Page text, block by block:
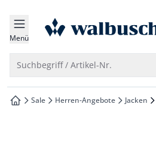
springen
springen
springen
springen
Menü zur Startseite
Suchbegriff / Artikel-Nr.
zur Startseite
Sale Herren-Angebote Jacken